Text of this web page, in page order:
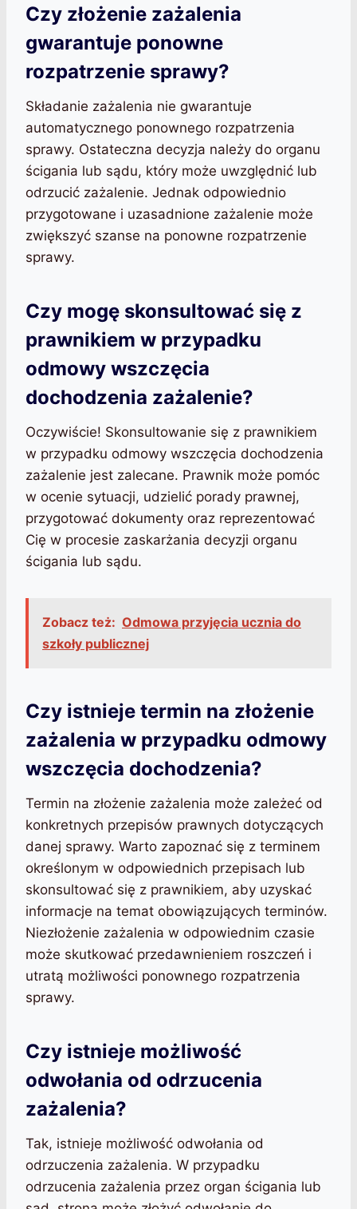
Czy złożenie zażalenia
gwarantuje ponowne
rozpatrzenie sprawy?
Składanie zażalenia nie gwarantuje
automatycznego ponownego rozpatrzenia
sprawy. Ostateczna decyzja należy do organu
ścigania lub sądu, który może uwzględnić lub
odrzucić zażalenie. Jednak odpowiednio
przygotowane i uzasadnione zażalenie może
zwiększyć szanse na ponowne rozpatrzenie
sprawy.
Czy mogę skonsultować się z
prawnikiem w przypadku
odmowy wszczęcia
dochodzenia zażalenie?
Oczywiście! Skonsultowanie się z prawnikiem
w przypadku odmowy wszczęcia dochodzenia
zażalenie jest zalecane. Prawnik może pomóc
w ocenie sytuacji, udzielić porady prawnej,
przygotować dokumenty oraz reprezentować
Cię w procesie zaskarżania decyzji organu
ścigania lub sądu.
Zobacz też: Odmowa przyjęcia ucznia do
szkoły publicznej
Czy istnieje termin na złożenie
zażalenia w przypadku odmowy
wszczęcia dochodzenia?
Termin na złożenie zażalenia może zależeć od
konkretnych przepisów prawnych dotyczących
danej sprawy. Warto zapoznać się z terminem
określonym w odpowiednich przepisach lub
skonsultować się z prawnikiem, aby uzyskać
informacje na temat obowiązujących terminów.
Niezłożenie zażalenia w odpowiednim czasie
może skutkować przedawnieniem roszczeń i
utratą możliwości ponownego rozpatrzenia
sprawy.
Czy istnieje możliwość
odwołania od odrzucenia
zażalenia?
Tak, istnieje możliwość odwołania od
odrzuczenia zażalenia. W przypadku
odrzucenia zażalenia przez organ ścigania lub